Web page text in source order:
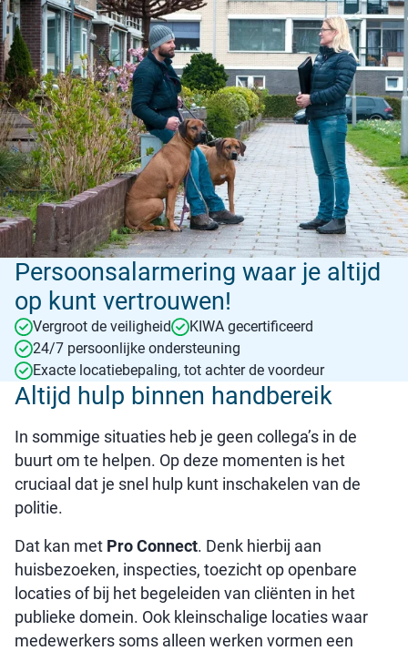
Persoonsalarmering waar je altijd
op kunt vertrouwen!
Vergroot de veiligheid
KIWA gecertificeerd
24/7 persoonlijke ondersteuning
Exacte locatiebepaling, tot achter de voordeur
Altijd hulp binnen handbereik
In sommige situaties heb je geen collega’s in de
buurt om te helpen. Op deze momenten is het
cruciaal dat je snel hulp kunt inschakelen van de
politie.
Dat kan met Pro Connect. Denk hierbij aan
huisbezoeken, inspecties, toezicht op openbare
locaties of bij het begeleiden van cliënten in het
publieke domein. Ook kleinschalige locaties waar
medewerkers soms alleen werken vormen een